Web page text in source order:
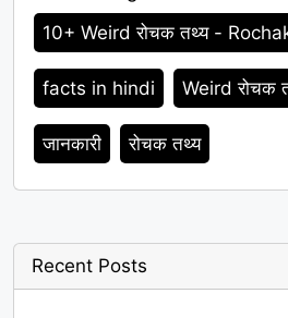
Tags
10+ Weird रोचक तथ्य -
facts in hindi Weird रोचक
जानकारी रोचक तथ्य
Recent Posts